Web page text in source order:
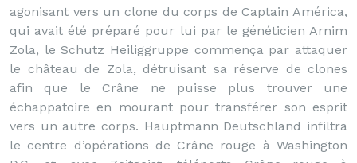
agonisant vers un clone du corps de Captain América,
qui avait été préparé pour lui par le généticien Arnim
Zola, le Schutz Heiliggruppe commença par attaquer
le château de Zola, détruisant sa réserve de clones
afin que le Crâne ne puisse plus trouver une
échappatoire en mourant pour transférer son esprit
vers un autre corps. Hauptmann Deutschland infiltra
le centre d’opérations de Crâne rouge à Washington